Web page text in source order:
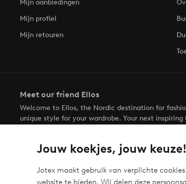
Jouw koekjes, jouw keuze!
Jotex maakt gebruik van verplichte
website te bieden. Wij delen deze
Mijn aanbiedingen
Mijn profiel
Mijn retouren
Meet our friend Ellos
Welcome to Ellos, the Nordic destination for
unique style for your wardrobe. Your next inspiring